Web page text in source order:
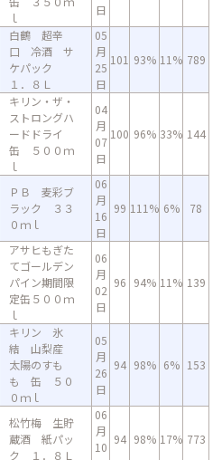
ｌ
日
白鶴 超辛
口 冷酒 サ
ケパック
１．８Ｌ
05
月
25
日
101 93% 11% 789
キリン・ザ・
ストロングハ
ードドライ
缶 ５００ｍ
ｌ
04
月
07
日
100 96% 33% 144
ＰＢ 麦彩ブ
ラック ３３
０ｍｌ
06
月
16
日
99 111% 6% 78
アサヒもぎた
てゴールデン
パイン期間限
定缶５００ｍ
ｌ
06
月
02
日
96 94% 11% 139
キリン 氷
結 山梨産
太陽のすも
も 缶 ５０
０ｍｌ
05
月
26
日
94 98% 6% 153
松竹梅 生貯
蔵酒 紙パッ
ク １．８Ｌ
06
月
10
94 98% 17% 773